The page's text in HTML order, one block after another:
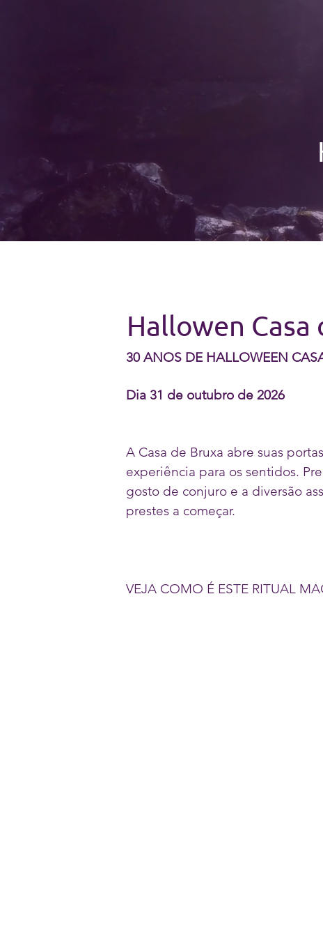
Hallowen Casa
30 ANOS DE HALLOWEEN
Dia 31 de outubro de 2026
A Casa de Bruxa abre suas
experiência para os sentidos.
gosto de conjuro e a diversão
prestes a começar.
VEJA COMO É ESTE RITUAL